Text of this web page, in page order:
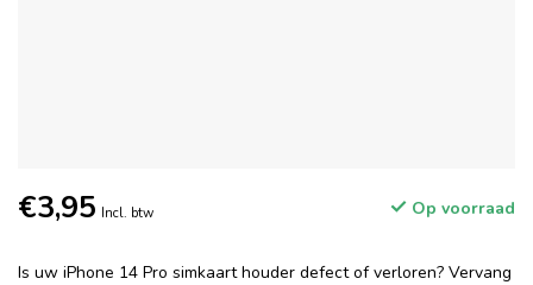
€3,95 Incl. btw Op voorraad
Is uw iPhone 14 Pro simkaart houder defect of verloren? Vervang